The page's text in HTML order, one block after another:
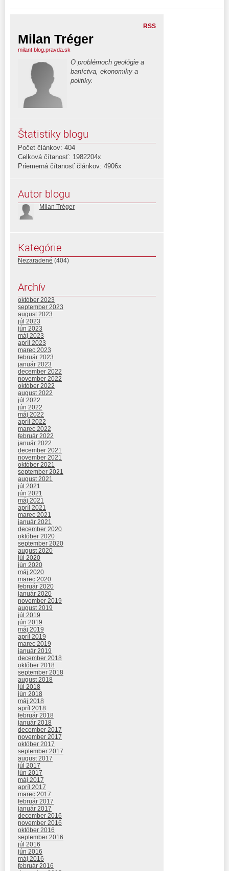
RSS
Milan Tréger
milant.blog.pravda.sk
O problémoch geológie a
baníctva, ekonomiky a
politiky.
Štatistiky blogu
Počet článkov: 404
Celková čítanosť: 1982204x
Priemerná čítanosť článkov: 4906x
Autor blogu
Milan Tréger
Kategórie
Nezaradené (404)
Archív
október 2023
september 2023
august 2023
júl 2023
jún 2023
máj 2023
apríl 2023
marec 2023
február 2023
január 2023
december 2022
november 2022
október 2022
august 2022
júl 2022
jún 2022
máj 2022
apríl 2022
marec 2022
február 2022
január 2022
december 2021
november 2021
október 2021
september 2021
august 2021
júl 2021
jún 2021
máj 2021
apríl 2021
marec 2021
január 2021
december 2020
október 2020
september 2020
august 2020
júl 2020
jún 2020
máj 2020
marec 2020
február 2020
január 2020
november 2019
august 2019
júl 2019
jún 2019
máj 2019
apríl 2019
marec 2019
január 2019
december 2018
október 2018
september 2018
august 2018
júl 2018
jún 2018
máj 2018
apríl 2018
február 2018
január 2018
december 2017
november 2017
október 2017
september 2017
august 2017
júl 2017
jún 2017
máj 2017
apríl 2017
marec 2017
február 2017
január 2017
december 2016
november 2016
október 2016
september 2016
júl 2016
jún 2016
máj 2016
február 2016